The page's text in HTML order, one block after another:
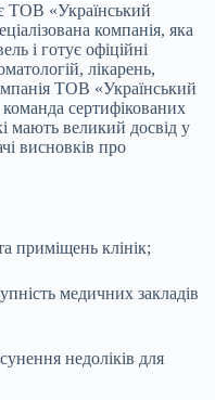
ТОВ «Український
компанія, яка
і готує офіційні
лікарень,
ТОВ «Український
сертифікованих
мають великий досвід у
висновків про
приміщень клінік;
медичних закладів
недоліків для